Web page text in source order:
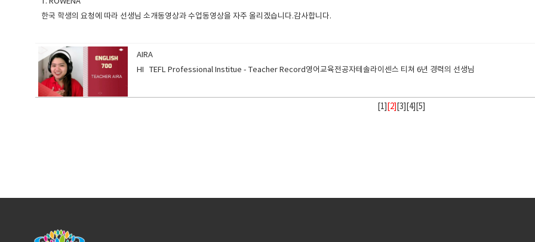
한국 학생의 요청에 따라 선생님 소개동영상과 수업동영상을 자주 올리겠습니다.감사합니다.
AIRA
HI TEFL Professional Institue - Teacher Record영어교육전공자테솔라이센스 티쳐 6년 경력의 선생님
1 [2] 3 4][ 5